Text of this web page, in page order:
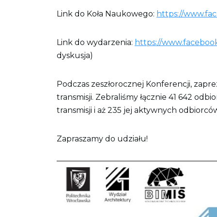
Link do Koła Naukowego: https://
Link do wydarzenia: https://
dyskusja)
Podczas zeszłorocznej Konferencji,
transmisji. Zebraliśmy łącznie 41 642
transmisji i aż 235 jej aktywnych
Zapraszamy do udziału!